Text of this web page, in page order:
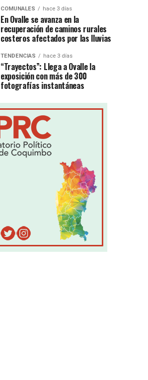
COMUNALES hace 3 días
En Ovalle se avanza en la
recuperación de caminos rurales
costeros afectados por las lluvias
TENDENCIAS hace 3 días
“Trayectos”: Llega a Ovalle la
exposición con más de 300
fotografías instantáneas